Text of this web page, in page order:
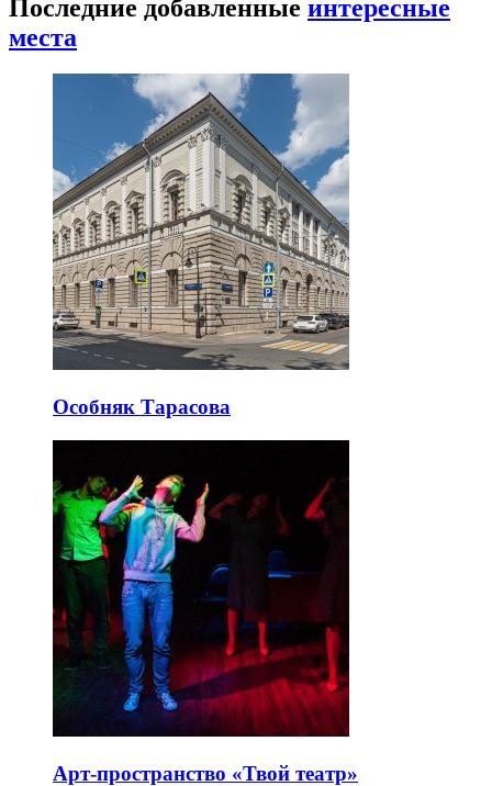
Последние добавленные интересные
места
Особняк Тарасова
Арт-пространство «Твой театр»